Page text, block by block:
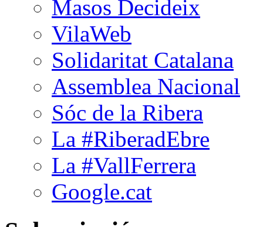
Masos Decideix
VilaWeb
Solidaritat Catalana
Assemblea Nacional
Sóc de la Ribera
La #RiberadEbre
La #VallFerrera
Google.cat